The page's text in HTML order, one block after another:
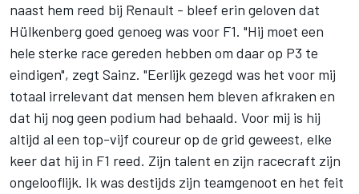
naast hem reed bij Renault - bleef erin geloven dat
Hülkenberg goed genoeg was voor F1. "Hij moet een
hele sterke race gereden hebben om daar op P3 te
eindigen", zegt Sainz. "Eerlijk gezegd was het voor mij
totaal irrelevant dat mensen hem bleven afkraken en
dat hij nog geen podium had behaald. Voor mij is hij
altijd al een top-vijf coureur op de grid geweest, elke
keer dat hij in F1 reed. Zijn talent en zijn racecraft zijn
ongelooflijk. Ik was destijds zijn teamgenoot en het feit